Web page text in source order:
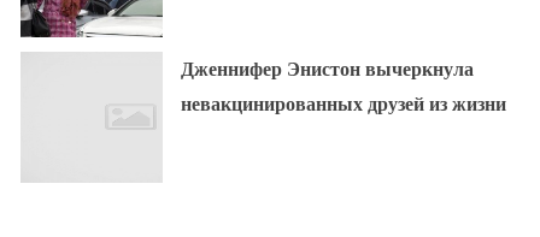
Дженнифер Энистон вычеркнула
невакцинированных друзей из жизни